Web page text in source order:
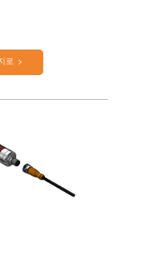
로